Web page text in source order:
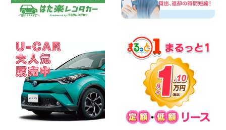
100円レンタカー 寝屋川太間東町
2026年08月06日
100円レンタカー 杉戸
2026年08月06日
今週末空きあります◎ カーシェア 墨田文
花店 東京都 墨田文花店
100円レンタカー 墨田文花
2026年08月06日
当社在庫車紹介【軽トラ】ハイゼットト
ラック 神奈川県 横浜旭南本宿町店
100円レンタカー 横浜旭南本宿町
2026年08月06日